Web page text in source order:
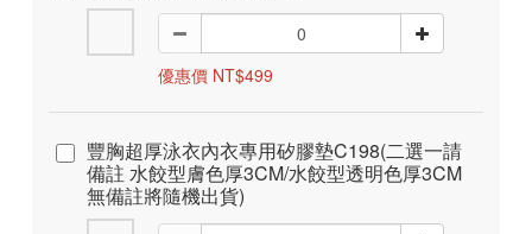
優惠價 NT$499
豐胸超厚泳衣內衣專用矽膠墊C198(二選一請
備註 水餃型膚色厚3CM/水餃型透明色厚3CM
無備註將隨機出貨)